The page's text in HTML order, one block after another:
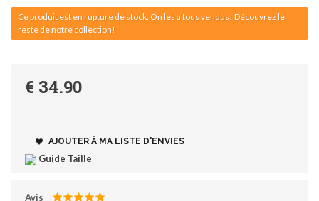
Ce produit est en rupture de stock. On les a tous vendus! Découvrez le
reste de notre collection!
€ 34.90
AJOUTER À MA LISTE D'ENVIES
Guide Taille
Avis